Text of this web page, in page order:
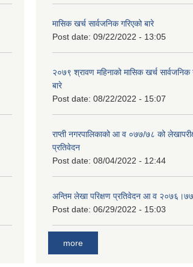
मासिक खर्च सार्वजनिक गरिएको बारे
Post date: 09/22/2022 - 13:05
२०७९ श्रावण महिनाको मासिक खर्च सार्वजनिक
बारे
Post date: 08/22/2022 - 15:07
राप्ती नगरपालिकाको आ व ०७७/७८ को
प्रतिवेदन
Post date: 08/04/2022 - 12:44
अन्तिम लेखा परिक्षण प्रतिवेदन आ व २०७६।७७
Post date: 06/29/2022 - 15:03
more